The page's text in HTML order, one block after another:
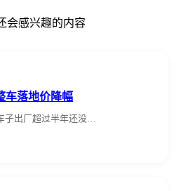
会感兴趣的内容
车落地价降幅
子出厂超过半年还没…